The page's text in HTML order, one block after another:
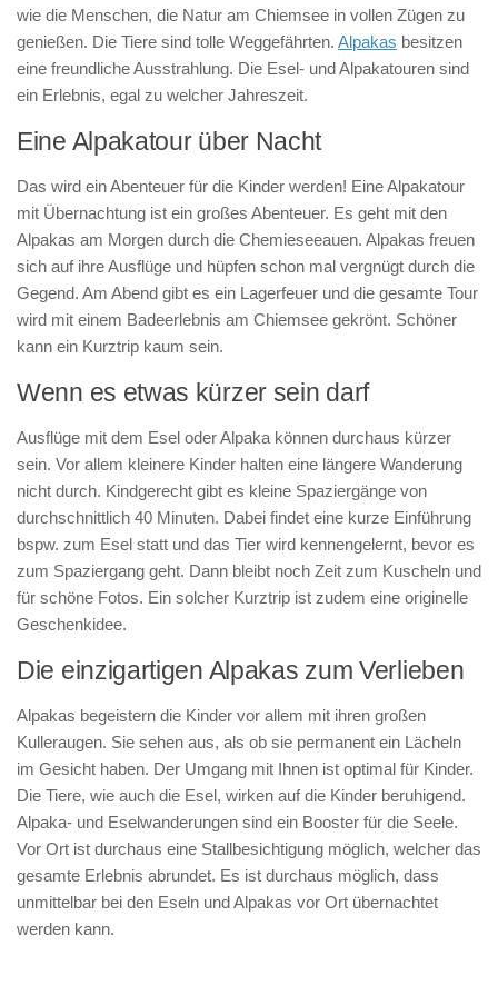
wie die Menschen, die Natur am Chiemsee in vollen Zügen zu
genießen. Die Tiere sind tolle Weggefährten. Alpakas besitzen
eine freundliche Ausstrahlung. Die Esel- und Alpakatouren sind
ein Erlebnis, egal zu welcher Jahreszeit.
Eine Alpakatour über Nacht
Das wird ein Abenteuer für die Kinder werden! Eine Alpakatour
mit Übernachtung ist ein großes Abenteuer. Es geht mit den
Alpakas am Morgen durch die Chemieseeauen. Alpakas freuen
sich auf ihre Ausflüge und hüpfen schon mal vergnügt durch die
Gegend. Am Abend gibt es ein Lagerfeuer und die gesamte Tour
wird mit einem Badeerlebnis am Chiemsee gekrönt. Schöner
kann ein Kurztrip kaum sein.
Wenn es etwas kürzer sein darf
Ausflüge mit dem Esel oder Alpaka können durchaus kürzer
sein. Vor allem kleinere Kinder halten eine längere Wanderung
nicht durch. Kindgerecht gibt es kleine Spaziergänge von
durchschnittlich 40 Minuten. Dabei findet eine kurze Einführung
bspw. zum Esel statt und das Tier wird kennengelernt, bevor es
zum Spaziergang geht. Dann bleibt noch Zeit zum Kuscheln und
für schöne Fotos. Ein solcher Kurztrip ist zudem eine originelle
Geschenkidee.
Die einzigartigen Alpakas zum Verlieben
Alpakas begeistern die Kinder vor allem mit ihren großen
Kulleraugen. Sie sehen aus, als ob sie permanent ein Lächeln
im Gesicht haben. Der Umgang mit Ihnen ist optimal für Kinder.
Die Tiere, wie auch die Esel, wirken auf die Kinder beruhigend.
Alpaka- und Eselwanderungen sind ein Booster für die Seele.
Vor Ort ist durchaus eine Stallbesichtigung möglich, welcher das
gesamte Erlebnis abrundet. Es ist durchaus möglich, dass
unmittelbar bei den Eseln und Alpakas vor Ort übernachtet
werden kann.